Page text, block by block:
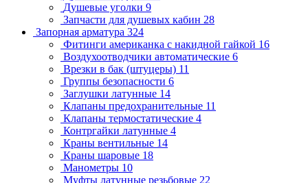
Душевые уголки 9
Запчасти для душевых кабин 28
Запорная арматура 324
Фитинги американка с накидной гайкой 16
Воздухоотводчики автоматические 6
Врезки в бак (штуцеры) 11
Группы безопасности 6
Заглушки латунные 14
Клапаны предохранительные 11
Клапаны термостатические 4
Контргайки латунные 4
Краны вентильные 14
Краны шаровые 18
Манометры 10
Муфты латунные резьбовые 22